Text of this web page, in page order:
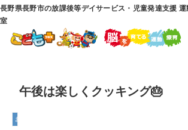
長野県長野市の放課後等デイサービス・児童発達支援
室
午後は楽しくクッキング🎂
おやつ